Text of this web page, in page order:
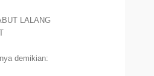
LALANG
demikian: